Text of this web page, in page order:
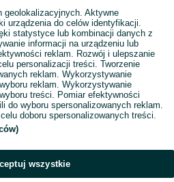
geolokalizacyjnych. Aktywne
urządzenia do celów identyfikacji.
statystyce lub kombinacji danych z
informacji na urządzeniu lub
reklam. Rozwój i ulepszanie
personalizacji treści. Tworzenie
reklam. Wykorzystywanie
reklam. Wykorzystywanie
treści. Pomiar efektywności
do wyboru spersonalizowanych reklam.
doboru spersonalizowanych treści.
wszystkie